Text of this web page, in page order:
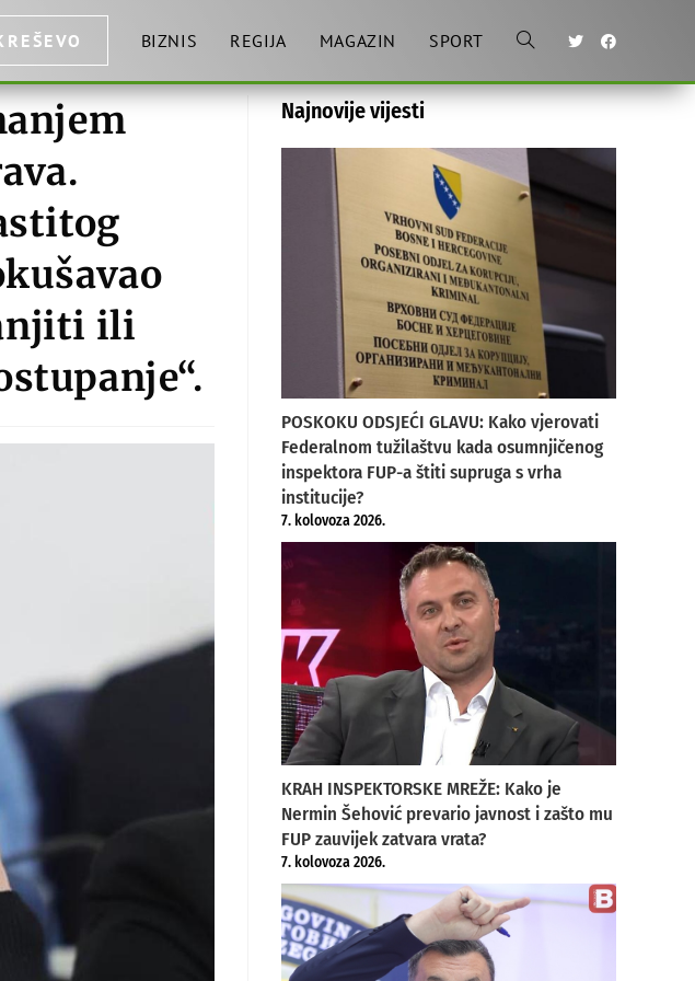
BIZNIS REGIJA MAGAZIN SPORT Toggle
search
ili
Najnovije vijesti
POSKOKU ODSJEĆI GLAVU: Kako vjerovati
Federalnom tužilaštvu kada osumnjičenog
inspektora FUP-a štiti supruga s vrha
institucije?
7. kolovoza 2026.
KRAH INSPEKTORSKE MREŽE: Kako je
Nermin Šehović prevario javnost i zašto mu
FUP zauvijek zatvara vrata?
7. kolovoza 2026.